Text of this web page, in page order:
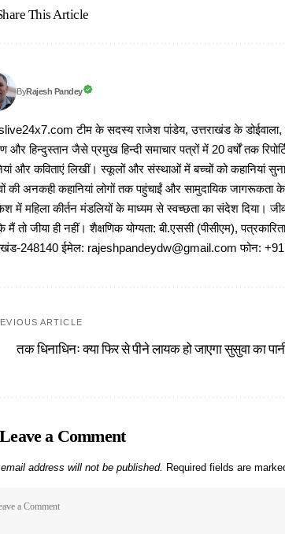
This Article
ByRajesh Pandey
टीम के सदस्य राजेश पांडेय, उत्तराखंड के डोईवाला,
और हिन्दुस्तान जैसे प्रमुख हिन्दी समाचार पत्रों में 20 वर्षों तक
और कविताएं लिखीं। स्कूलों और संस्थाओं में बच्चों को कहानियां
की अनकही कहानियां लोगों तक पहुंचाईं और सामुदायिक
में महिला कीर्तन मंडलियों के माध्यम से स्वच्छता का संदेश दिया।
मैं तो जीया ही नहीं। शैक्षणिक योग्यता: बी.एससी (पीसीएम),
248140 ईमेल: rajeshpandeydw@gmail.com फोन:
ARTICLE
तक धिनाधिनः क्या फिर से पीने लायक हो जाएगा सुसुवा का
Leave a Comment
address will not be published. Required fields are